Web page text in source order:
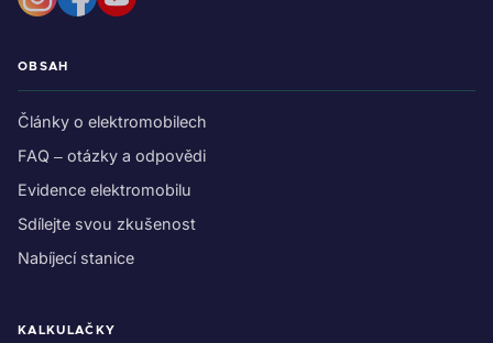
OBSAH
Články o elektromobilech
FAQ – otázky a odpovědi
Evidence elektromobilu
Sdílejte svou zkušenost
Nabíjecí stanice
KALKULAČKY